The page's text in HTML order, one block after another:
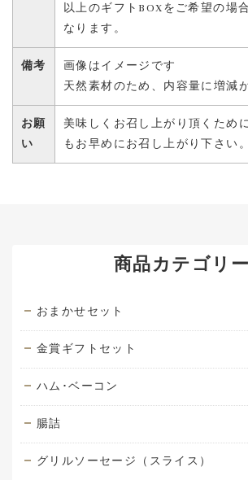
以上のギフトBOXをご希望の場
なります。
備考
画像はイメージです
天然素材のため、内容量に増減
お願
い
美味しくお召し上がり頂くため
もお早めにお召し上がり下さい。
商品カテゴリー
おまかせセット
金賞ギフトセット
ハム･ベーコン
腸詰
グリルソーセージ（スライス）